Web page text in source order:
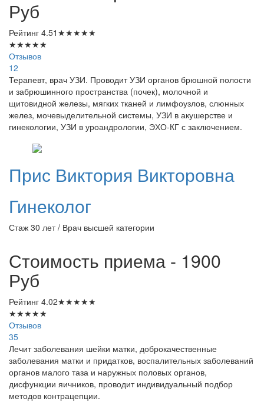
Руб
Рейтинг 4.51 ★★★★★
★★★★★
Отзывов
12
Терапевт, врач УЗИ. Проводит УЗИ органов брюшной полости
и забрюшинного пространства (почек), молочной и
щитовидной железы, мягких тканей и лимфоузлов, слюнных
желез, мочевыделительной системы, УЗИ в акушерстве и
гинекологии, УЗИ в уроандрологии, ЭХО-КГ с заключением.
Прис Виктория Викторовна
Гинеколог
Стаж 30 лет / Врач высшей категории
Стоимость приема - 1900
Руб
Рейтинг 4.02★★★★★
★★★★★
Отзывов
35
Лечит заболевания шейки матки, доброкачественные
заболевания матки и придатков, воспалительных заболеваний
органов малого таза и наружных половых органов,
дисфункции яичников, проводит индивидуальный подбор
методов контрацепции.